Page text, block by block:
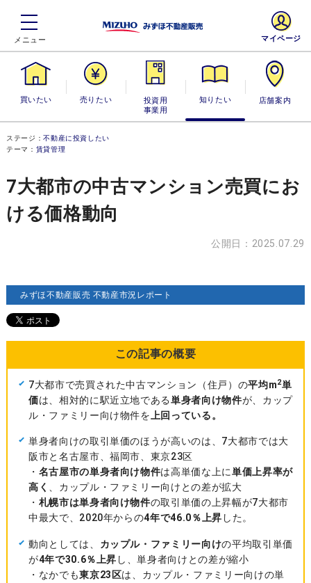
買いたい 売りたい
投資用・事業
用
知りたい 店舗案内
マイページ
ステージ：不動産に投資したい
テーマ： 賃貸管理
7大都市の中古マンション売買にお
ける価格動向
公開日：2025.07.29
みずほ不動産販売 不動産市況レポート
この記事の概要
7大都市で売買された中古マンション（住戸）の平均m2単
価は、相対的に駅近立地である単身者向け物件が、カップ
ル・ファミリー向け物件を
上回っている。
単身者向けの取引単価のほうが高いのは、7大都市では大
阪市と名古屋市、福岡市、東京23区
・ 名古屋市の単身者向け物件は高単価な上に単価上昇率が
高く 、カップル・ファミリー向けとの差が拡大
・ 札幌市は単身者向け物件の取引単価の上昇幅が7大都市
中最大で、2020年からの4年で46.0％上昇 した。
動向としては、 カップル・ファミリー向けの平均取引単価
が4年で30.6％上昇 し、単身者向けとの差が縮小
・なかでも東京23区は、カップル・ファミリー向けの単